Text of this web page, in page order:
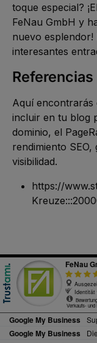
toque especial?
FeNau GmbH y
nuevo esplendor!
interesantes
Referencias
Aquí encontrarás
incluir en tu blog
dominio, el
rendimiento
visibilidad.
https://